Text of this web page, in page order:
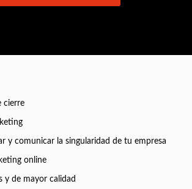
cierre
y comunicar la singularidad de tu empresa
online
y de mayor calidad